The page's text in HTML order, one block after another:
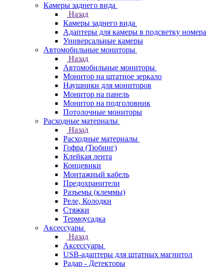
Камеры заднего вида
Назад
Камеры заднего вида
Адаптеры для камеры в подсветку номера
Универсальные камеры
Автомобильные мониторы
Назад
Автомобильные мониторы
Монитор на штатное зеркало
Наушники для мониторов
Монитор на панель
Монитор на подголовник
Потолочные мониторы
Расходные материалы
Назад
Расходные материалы
Гофра (Тюбинг)
Клейкая лента
Концевики
Монтажный кабель
Предохранители
Разъемы (клеммы)
Реле, Колодки
Стяжки
Термоусадка
Аксессуары
Назад
Аксессуары
USB-адаптеры для штатных магнитол
Радар - Детекторы